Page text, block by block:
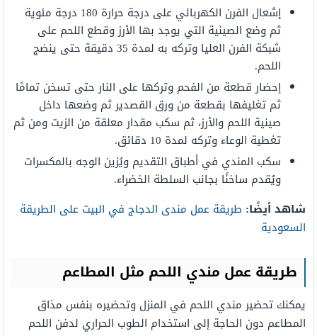
إشعال الفرن الكهربائي على درجة حرارة 180 درجة مئوية
ثم وضع الصينية التي يوجد بها الأرز وقطع اللحم على
شبكة الفرن العليا وتركه به لمدة 35 دقيقة حتى ينضج
اللحم.
إحضار قطعة من الفحم وتركها على النار حتى تسخن تمامًا
ثم تغليفها بقطعة من ورق القصدير ثم وضعها داخل
صينية اللحم والأرز، ثم سكب مقدار معلقة من الزيت ومن ثم
تغطية الوعاء وتركه لمدة 10 دقائق.
سكب المندي في أطباق التقديم ويُزين الوجه بالمكسرات
ويُقدم ساخنًا بجانب السلطة الخضراء.
شاهد أيضًا: طريقة عمل مندى الدجاج في البيت على الطريقة
السعودية
طريقة عمل مندي اللحم مثل المطاعم
يمكنك تحضير مندي اللحم في المنزل وتحضيره بنفس مذاق
المطاعم دون الحاجة إلى استخدام الطوب الحراري لدفن اللحم